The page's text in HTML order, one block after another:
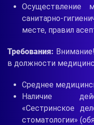
Осуществление
санитарно-
месте, правил
Требования:
в должности
Среднее
Наличие
«Сестринское
стоматологии»